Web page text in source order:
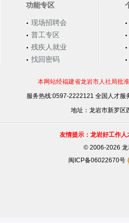
功能专区
现场招聘会
普工专区
残疾人就业
找回密码
本网站经福建省龙岩市人社局批
服务热线:0597-2222121 全国人才
地址：龙岩市新罗区
友情提示：龙岩好工作
©2006-2026 龙
闽ICP备06022670号